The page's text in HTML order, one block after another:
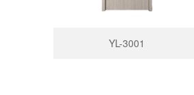
YL-3001